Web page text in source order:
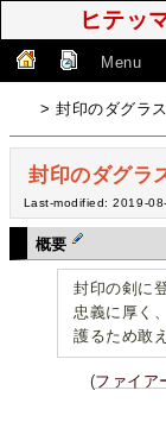
ヒテッ
Menu
> 封印のダグラス
封印のダグラ
Last-modified: 2019-
概要
封印の剣に
忠義に厚く
護るため敢
(ファイア